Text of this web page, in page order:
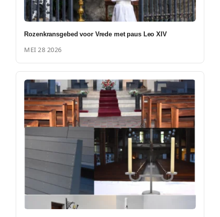
Rozenkransgebed voor Vrede met paus Leo XIV
MEI 28 2026